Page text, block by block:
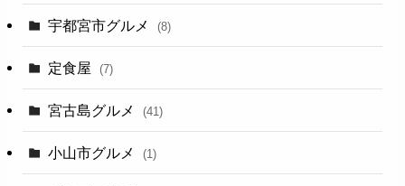
宇都宮市グルメ (8)
定食屋 (7)
宮古島グルメ (41)
小山市グルメ (1)